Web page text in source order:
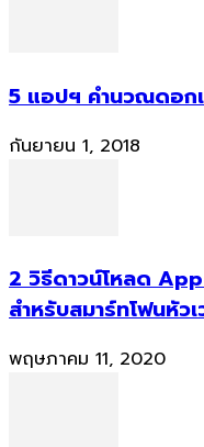
5 แอปฯ คำนวณดอก
กันยายน 1, 2018
2 วิธีดาวน์โหลด
สำหรับสมาร์ทโฟนหัว
พฤษภาคม 11, 2020